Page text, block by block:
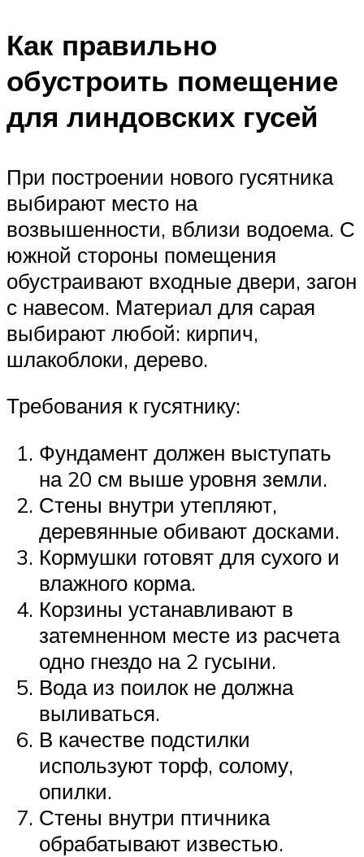
Как правильно
обустроить помещение
для линдовских гусей
При построении нового гусятника
выбирают место на
возвышенности, вблизи водоема. С
южной стороны помещения
обустраивают входные двери, загон
с навесом. Материал для сарая
выбирают любой: кирпич,
шлакоблоки, дерево.
Требования к гусятнику:
Фундамент должен выступать
на 20 см выше уровня земли.
Стены внутри утепляют,
деревянные обивают досками.
Кормушки готовят для сухого и
влажного корма.
Корзины устанавливают в
затемненном месте из расчета
одно гнездо на 2 гусыни.
Вода из поилок не должна
выливаться.
В качестве подстилки
используют торф, солому,
опилки.
Стены внутри птичника
обрабатывают известью.